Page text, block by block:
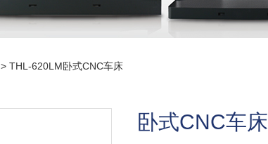
> THL-620LM卧式CNC车床
卧式CNC车床